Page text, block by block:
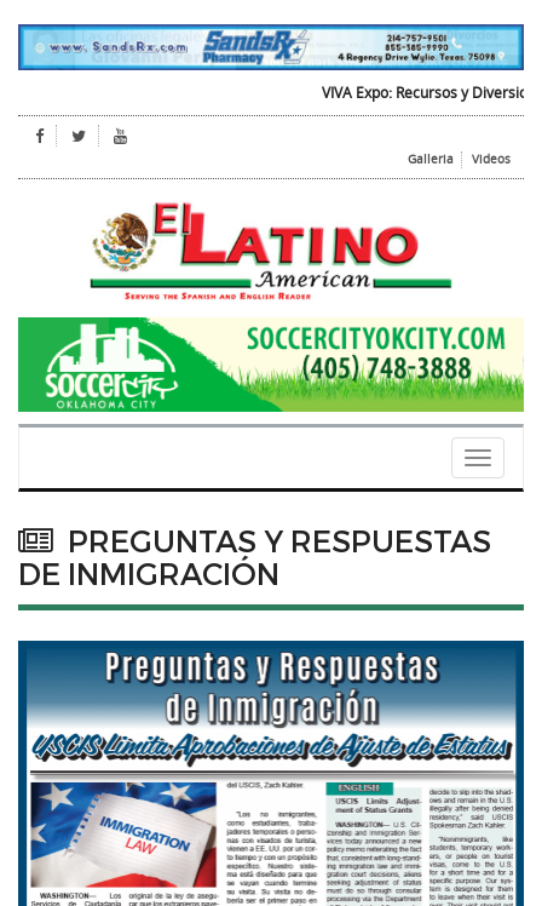
VIVA Expo: Recursos y Diversion
Galleria Videos
Toggle
PREGUNTAS Y RESPUESTAS
DE INMIGRACIÓN